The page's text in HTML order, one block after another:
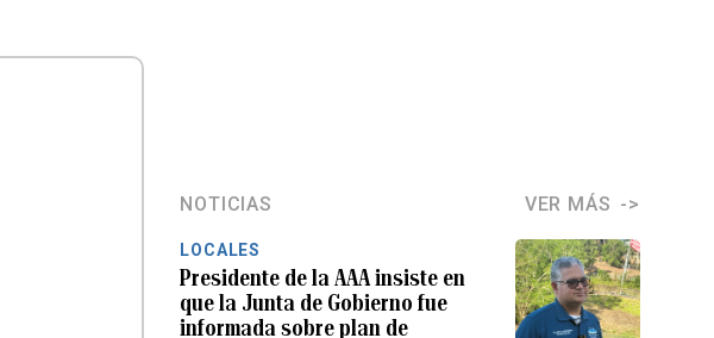
NOTICIAS VER MÁS
LOCALES
Presidente de la AAA insiste en
que la Junta de Gobierno fue
informada sobre plan de